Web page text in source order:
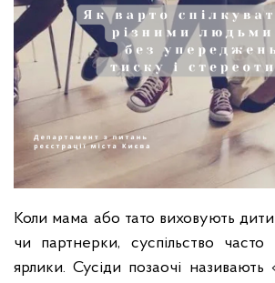
Коли мама або тато виховують
чи партнерки, суспільство
ярлики. Сусіди позаочі називають